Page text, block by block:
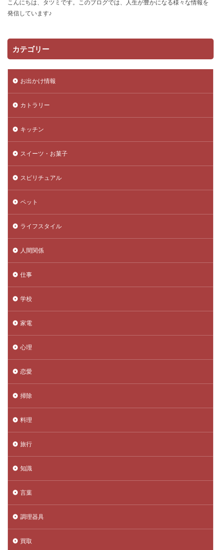
こんにちは、タツミです。このブログでは、人生が豊かになる様々な情報を
発信しています♪
カテゴリー
お出かけ情報
カトラリー
キッチン
スイーツ・お菓子
スピリチュアル
ペット
ライフスタイル
人間関係
仕事
学校
家電
心理
恋愛
掃除
料理
旅行
知識
言葉
調理器具
買取